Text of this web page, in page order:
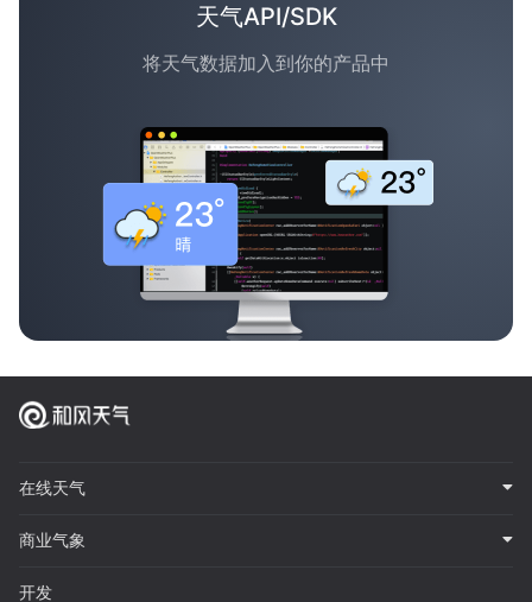
天气API/SDK
将天气数据加入到你的产品中
在线天气
商业气象
开发